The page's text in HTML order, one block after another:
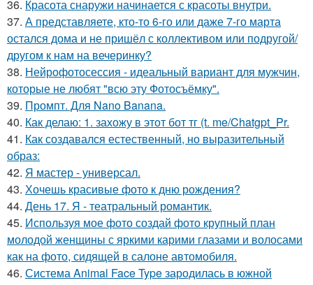
36. Красота снаружи начинается с красоты внутри.
37. А представляете, кто-то 6-го или даже 7-го марта
остался дома и не пришёл с коллективом или подругой/
другом к нам на вечеринку?
38. Нейрофотосессия - идеальный вариант для мужчин,
которые не любят "всю эту Фотосъёмку".
39. Промпт. Для Nano Banana.
40. Как делаю: 1. захожу в этот бот тг (t. me/Chatgpt_Pr.
41. Как создавался естественный, но выразительный
образ:
42. Я мастер - универсал.
43. Хочешь красивые фото к дню рождения?
44. День 17. Я - театральный романтик.
45. Используя мое фото создай фото крупный план
молодой женщины с яркими карими глазами и волосами
как на фото, сидящей в салоне автомобиля.
46. Система Animal Face Type зародилась в южной